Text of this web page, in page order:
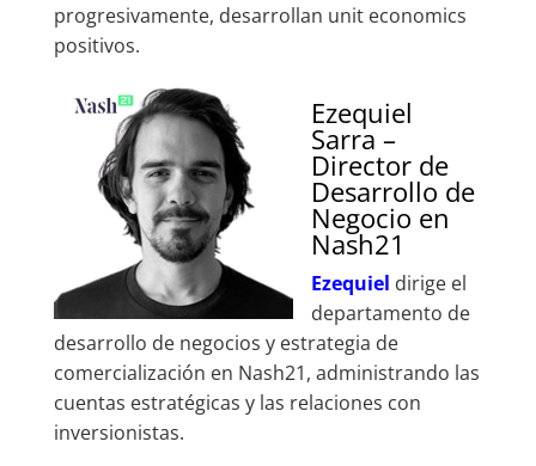
progresivamente, desarrollan unit economics
positivos.
Ezequiel
Sarra –
Director de
Desarrollo de
Negocio en
Nash21
Ezequiel dirige el
departamento de
desarrollo de negocios y estrategia de
comercialización en Nash21, administrando las
cuentas estratégicas y las relaciones con
inversionistas.